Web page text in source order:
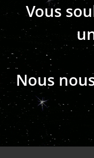
Vous
Nous